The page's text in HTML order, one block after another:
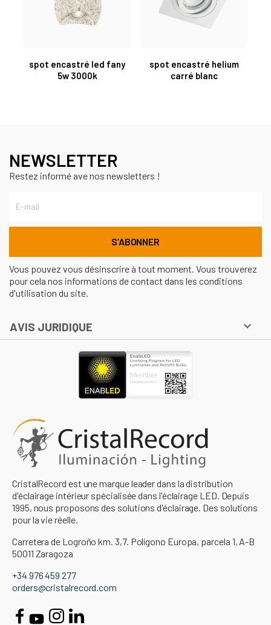
spot encastré led fany
5w 3000k
spot encastré helium
carré blanc
NEWSLETTER
Restez informé ave nos newsletters !
Vous pouvez vous désinscrire à tout moment. Vous trouverez
pour cela nos informations de contact dans les conditions
d'utilisation du site.
AVIS JURIDIQUE 
CristalRecord est une marque leader dans la distribution
d'éclairage intérieur spécialisée dans l'éclairage LED. Depuis
1995, nous proposons des solutions d'éclairage. Des solutions
pour la vie réelle.
Carretera de Logroño km. 3,7. Polígono Europa, parcela 1, A-B
50011 Zaragoza
+34 976 459 277
orders@cristalrecord.com